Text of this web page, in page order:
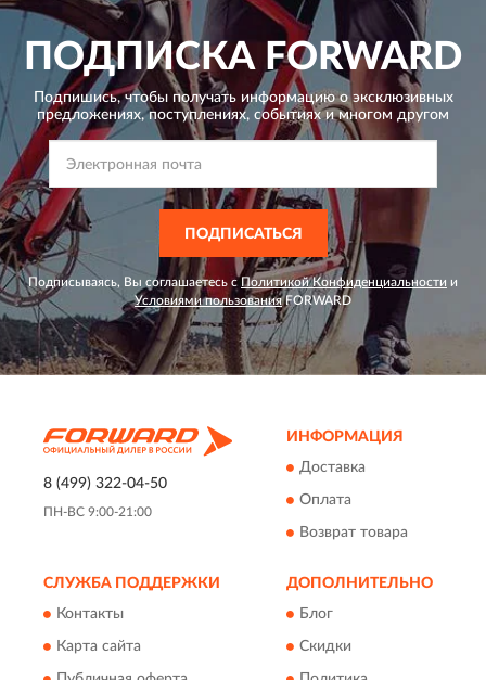
ПОДПИСКАFORWARD
Подпишись, чтобы получать информацию о эксклюзивных
предложениях,поступлениях, событиях и многом другом
ПОДПИСАТЬСЯ
Подписываясь, Вы соглашаетесь с Политикой Конфиденциальности и
Условиями пользованияFORWARD
8 (499) 322-04-50
ПН-ВС 9:00-21:00
ИНФОРМАЦИЯ
Доставка
Оплата
Возврат товара
СЛУЖБА ПОДДЕРЖКИ
Контакты
Карта сайта
ДОПОЛНИТЕЛЬНО
Блог
Скидки